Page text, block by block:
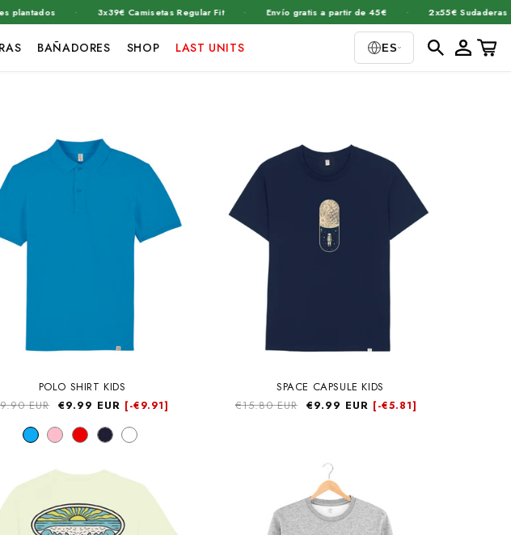
· 3x39€ Camisetas Regular Fit · Envío gratis a partir de 45€ · 2x55€ Sudaderas ·
BAÑADORES SHOP LAST UNITS ES Iniciar
sesiónCarrito
POLO SHIRT KIDS
EUR Precio
oferta
€9.99 EUR [-€9.91]
SPACE CAPSULE KIDS
Precio
€15.80 EUR Precio
€9.99 EUR [-€5.81]